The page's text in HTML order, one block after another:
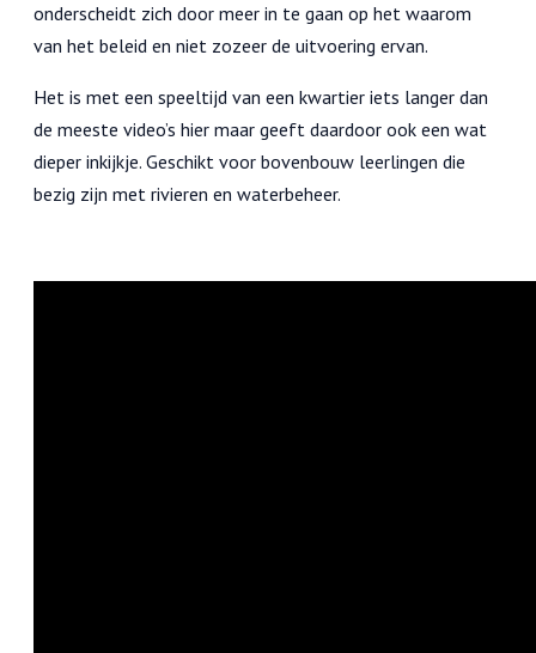
onderscheidt zich door meer in te gaan op het waarom
van het beleid en niet zozeer de uitvoering ervan.
Het is met een speeltijd van een kwartier iets langer dan
de meeste video’s hier maar geeft daardoor ook een wat
dieper inkijkje. Geschikt voor bovenbouw leerlingen die
bezig zijn met rivieren en waterbeheer.